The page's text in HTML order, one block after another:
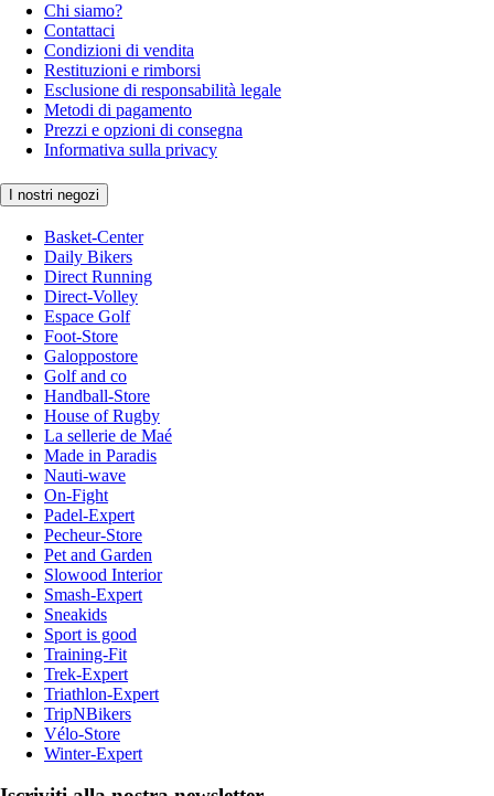
Chi siamo?
Contattaci
Condizioni di vendita
Restituzioni e rimborsi
Esclusione di responsabilità legale
Metodi di pagamento
Prezzi e opzioni di consegna
Informativa sulla privacy
I nostri negozi
Basket-Center
Daily Bikers
Direct Running
Direct-Volley
Espace Golf
Foot-Store
Galoppostore
Golf and co
Handball-Store
House of Rugby
La sellerie de Maé
Made in Paradis
Nauti-wave
On-Fight
Padel-Expert
Pecheur-Store
Pet and Garden
Slowood Interior
Smash-Expert
Sneakids
Sport is good
Training-Fit
Trek-Expert
Triathlon-Expert
TripNBikers
Vélo-Store
Winter-Expert